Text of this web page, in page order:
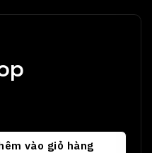
vào giỏ hàng